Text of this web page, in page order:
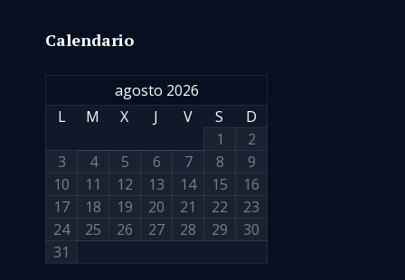
Calendario
agosto 2026
L
M X J V S
D
1
2
3
4 5 6 7 8
9
10
11 12 13 14 15
16
17
18 19 20 21 22
23
24
25 26 27 28 29
30
31